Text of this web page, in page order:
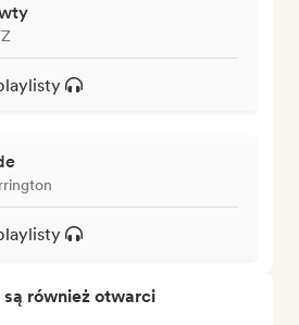
również otwarci